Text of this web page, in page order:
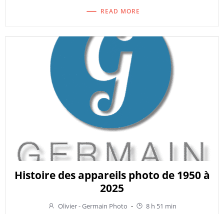
READ MORE
Histoire des appareils photo de 1950 à
2025
Olivier - Germain Photo - 8 h 51 min